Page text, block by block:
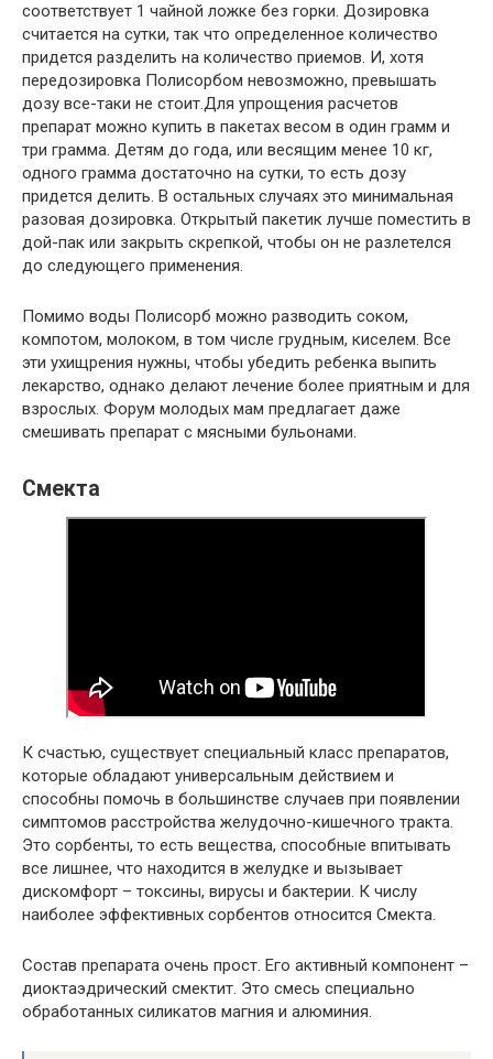
соответствует 1 чайной ложке без горки. Дозировка
считается на сутки, так что определенное количество
придется разделить на количество приемов. И, хотя
передозировка Полисорбом невозможно, превышать
дозу все-таки не стоит.Для упрощения расчетов
препарат можно купить в пакетах весом в один грамм и
три грамма. Детям до года, или весящим менее 10 кг,
одного грамма достаточно на сутки, то есть дозу
придется делить. В остальных случаях это минимальная
разовая дозировка. Открытый пакетик лучше поместить в
дой-пак или закрыть скрепкой, чтобы он не разлетелся
до следующего применения.
Помимо воды Полисорб можно разводить соком,
компотом, молоком, в том числе грудным, киселем. Все
эти ухищрения нужны, чтобы убедить ребенка выпить
лекарство, однако делают лечение более приятным и для
взрослых. Форум молодых мам предлагает даже
смешивать препарат с мясными бульонами.
Смекта
К счастью, существует специальный класс препаратов,
которые обладают универсальным действием и
способны помочь в большинстве случаев при появлении
симптомов расстройства желудочно-кишечного тракта.
Это сорбенты, то есть вещества, способные впитывать
все лишнее, что находится в желудке и вызывает
дискомфорт – токсины, вирусы и бактерии. К числу
наиболее эффективных сорбентов относится Смекта.
Состав препарата очень прост. Его активный компонент –
диоктаэдрический смектит. Это смесь специально
обработанных силикатов магния и алюминия.